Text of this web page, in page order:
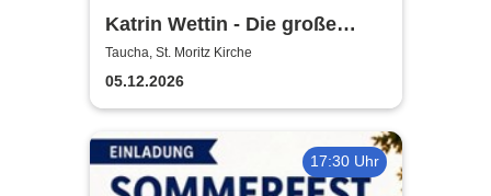
Katrin Wettin - Die große
Violinen-Weihnachts-Show
Taucha, St. Moritz Kirche
05.12.2026
17:30 Uhr